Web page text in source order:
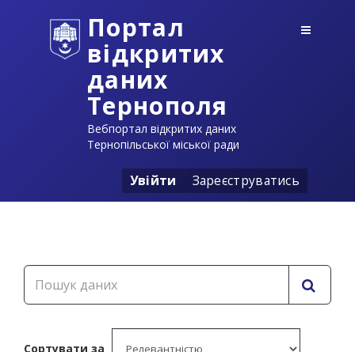
Портал
відкритих
даних
Тернополя
Вебпортал відкритих даних
Тернопільської міської ради
Увійти Зареєструватись
Сортувати за